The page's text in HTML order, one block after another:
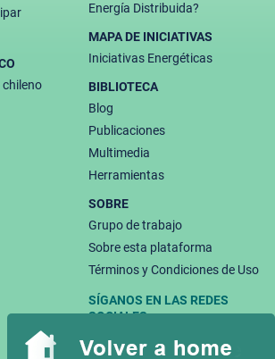
Energía Distribuida?
MAPA DE INICIATIVAS
Iniciativas Energéticas
BIBLIOTECA
Blog
Publicaciones
Multimedia
Herramientas
SOBRE
Grupo de trabajo
Sobre esta plataforma
Términos y Condiciones de Uso
SÍGANOS EN LAS REDES
SOCIALES